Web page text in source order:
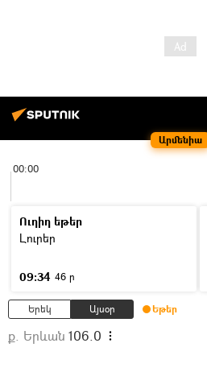
Արմենիա
00:00
Ուղիղ եթեր
Լուրեր
09:34 46 ր
Երեկ Այսօր Եթեր
ք. Երևան 106.0